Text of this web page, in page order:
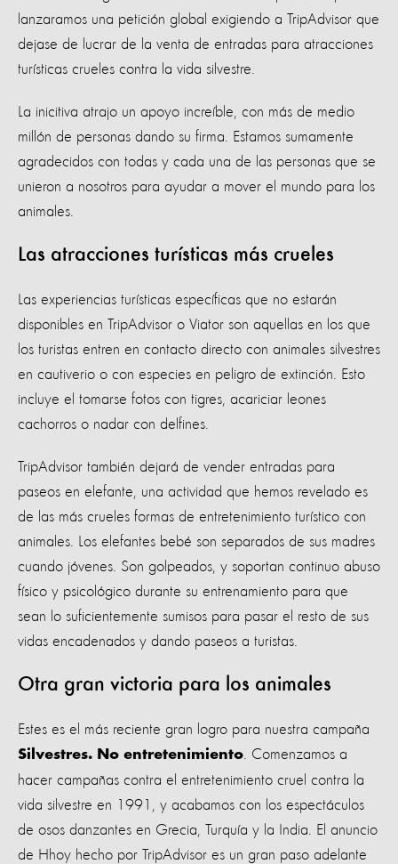
lanzaramos una petición global exigiendo a TripAdvisor que
dejase de lucrar de la venta de entradas para atracciones
turísticas crueles contra la vida silvestre.
La inicitiva atrajo un apoyo increíble, con más de medio
millón de personas dando su firma. Estamos sumamente
agradecidos con todas y cada una de las personas que se
unieron a nosotros para ayudar a mover el mundo para los
animales.
Las atracciones turísticas más crueles
Las experiencias turísticas específicas que no estarán
disponibles en TripAdvisor o Viator son aquellas en los que
los turistas entren en contacto directo con animales silvestres
en cautiverio o con especies en peligro de extinción. Esto
incluye el tomarse fotos con tigres, acariciar leones
cachorros o nadar con delfines.
TripAdvisor también dejará de vender entradas para
paseos en elefante, una actividad que hemos revelado es
de las más crueles formas de entretenimiento turístico con
animales. Los elefantes bebé son separados de sus madres
cuando jóvenes. Son golpeados, y soportan continuo abuso
físico y psicológico durante su entrenamiento para que
sean lo suficientemente sumisos para pasar el resto de sus
vidas encadenados y dando paseos a turistas.
Otra gran victoria para los animales
Estes es el más reciente gran logro para nuestra campaña
Silvestres. No entretenimiento . Comenzamos a
hacer campañas contra el entretenimiento cruel contra la
vida silvestre en 1991, y acabamos con los espectáculos
de osos danzantes en Grecia, Turquía y la India. El anuncio
de Hhoy hecho por TripAdvisor es un gran paso adelante